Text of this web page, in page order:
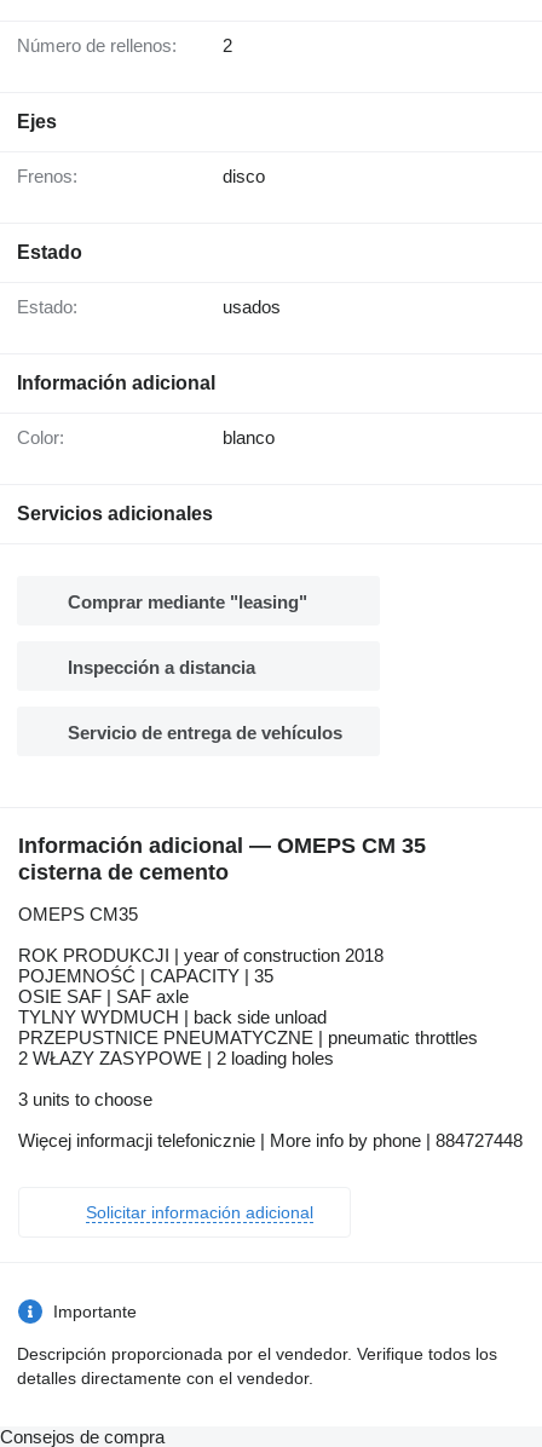
Número de rellenos: 2
Ejes
Frenos: disco
Estado
Estado: usados
Información adicional
Color: blanco
Servicios adicionales
Comprar mediante "leasing"
Inspección a distancia
Servicio de entrega de vehículos
Información adicional — OMEPS CM 35
cisterna de cemento
OMEPS CM35
ROK PRODUKCJI | year of construction 2018
POJEMNOŚĆ | CAPACITY | 35
OSIE SAF | SAF axle
TYLNY WYDMUCH | back side unload
PRZEPUSTNICE PNEUMATYCZNE | pneumatic throttles
2 WŁAZY ZASYPOWE | 2 loading holes
3 units to choose
Więcej informacji telefonicznie | More info by phone | 884727448
Solicitar información adicional
Importante
Descripción proporcionada por el vendedor. Verifique todos los
detalles directamente con el vendedor.
Consejos de compra